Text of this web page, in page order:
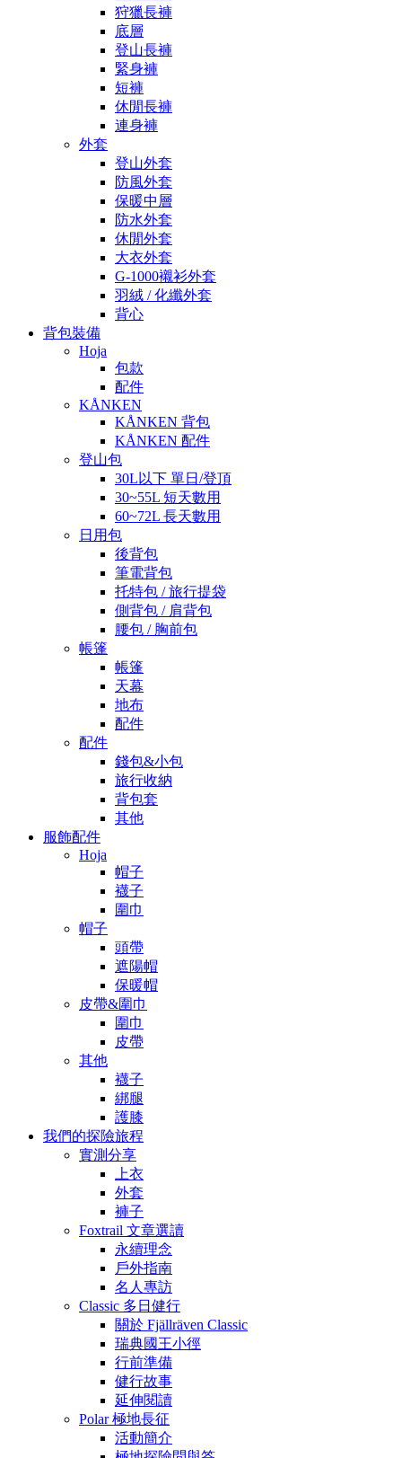
狩獵長褲
底層
登山長褲
緊身褲
短褲
休閒長褲
連身褲
外套
登山外套
防風外套
保暖中層
防水外套
休閒外套
大衣外套
G-1000襯衫外套
羽絨 / 化纖外套
背心
背包裝備
Hoja
包款
配件
KÅNKEN
KÅNKEN 背包
KÅNKEN 配件
登山包
30L以下 單日/登頂
30~55L 短天數用
60~72L 長天數用
日用包
後背包
筆電背包
托特包 / 旅行提袋
側背包 / 肩背包
腰包 / 胸前包
帳篷
帳篷
天幕
地布
配件
配件
錢包&小包
旅行收納
背包套
其他
服飾配件
Hoja
帽子
襪子
圍巾
帽子
頭帶
遮陽帽
保暖帽
皮帶&圍巾
圍巾
皮帶
其他
襪子
綁腿
護膝
我們的探險旅程
實測分享
上衣
外套
褲子
Foxtrail 文章選讀
永續理念
戶外指南
名人專訪
Classic 多日健行
關於 Fjällräven Classic
瑞典國王小徑
行前準備
健行故事
延伸閱讀
Polar 極地長征
活動簡介